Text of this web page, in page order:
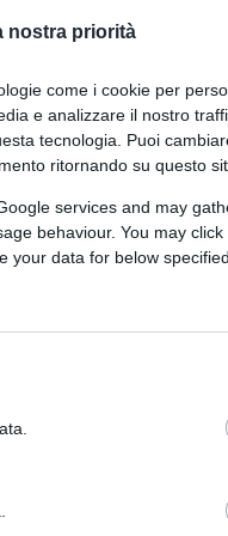
nostra priorità
come i cookie per
e analizzare il nostro
tecnologia. Puoi
ritornando su questo
services and may
behaviour. You may
your data for below
QUI
Smith, è